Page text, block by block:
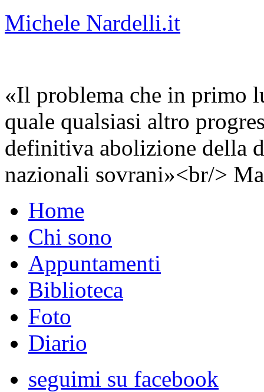
Michele Nardelli.it
«Il problema che in primo
quale qualsiasi altro
definitiva abolizione della
nazionali sovrani»<br/>
Home
Chi sono
Appuntamenti
Biblioteca
Foto
Diario
seguimi su facebook